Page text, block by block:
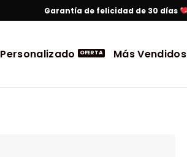
Garantía de felicidad de 30 días
Personalizado Más Vendidos